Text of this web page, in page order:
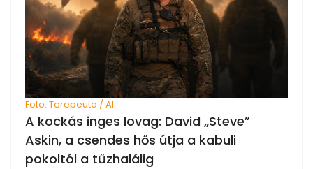
Foto: Terepeuta / AI
A kockás inges lovag: David „Steve”
Askin, a csendes hős útja a kabuli
pokoltól a tűzhalálig